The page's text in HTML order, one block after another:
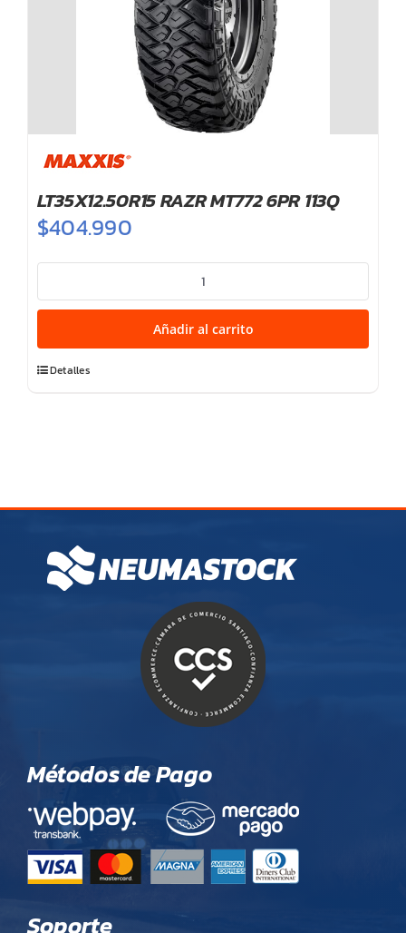
LT35X12.50R15 RAZR MT772 6PR 113Q
$404.990
RAZR
MT772
113Q
Añadir al carrito
Detalles
Métodos de Pago
Soporte